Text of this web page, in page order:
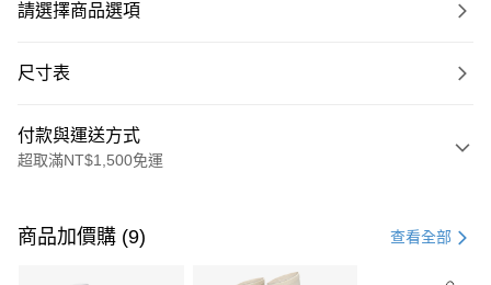
請選擇商品選項
尺寸表
付款與運送方式
超取滿NT$1,500免運
信用卡一次付款
商品加價購 (9) 查看全部